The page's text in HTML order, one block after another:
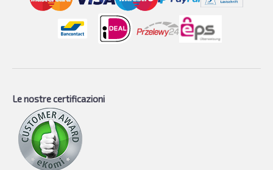
Le nostre certificazioni